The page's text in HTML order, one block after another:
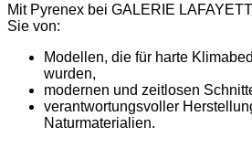
Mit Pyrenex bei GALERIE
Sie von:
Modellen, die für harte
wurden,
modernen und zeitlosen
verantwortungsvoller
Naturmaterialien.